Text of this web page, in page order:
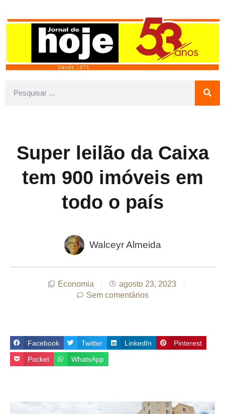
Super leilão da Caixa
tem 900 imóveis em
todo o país
Walceyr Almeida
Economia
agosto 23, 2023
Sem comentários
Facebook Twitter LinkedIn Pinterest
Pocket WhatsApp